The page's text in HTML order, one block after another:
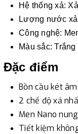
- Nếu địa điểm
hoặc với những
Chúng tôi sẽ thu
bằng phương thức
- Sau khi có thông
khách, chúng tôi
Hệ thống xả:
Lượng nước
Công nghệ:
Màu sắc: Trắng
Đặc điểm
Bồn cầu két
2 chế độ xả
Men Nano
Tiết kiệm